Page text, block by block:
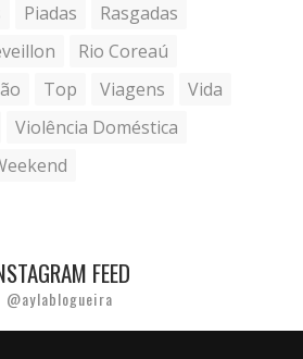
Piadas
Rasgadas
Rio Coreaú
Top Viagens
Vida
Violência Doméstica
FEED
@aylablogueira